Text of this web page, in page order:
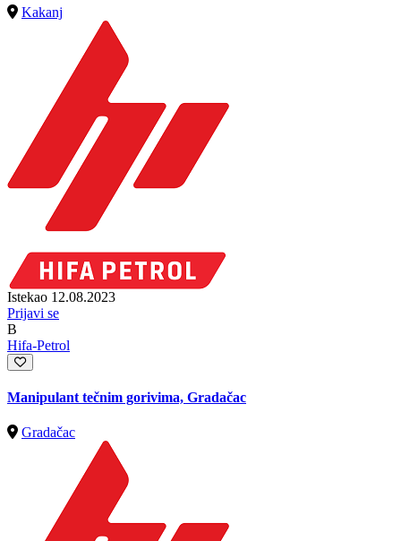
Kakanj
Istekao 12.08.2023
Prijavi se
B
Hifa-Petrol
Manipulant tečnim gorivima, Gradačac
Gradačac